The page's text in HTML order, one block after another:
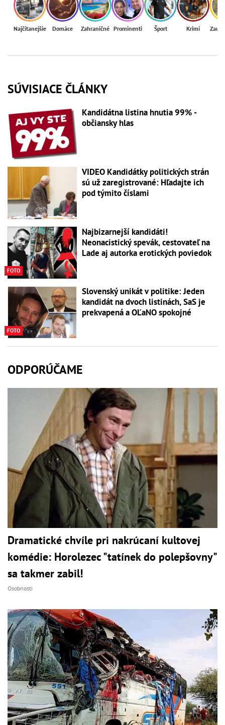
Najčítanejšie Domáce Zahraničné Prominenti Šport Krimi
SÚVISIACE ČLÁNKY
Kandidátna listina hnutia 99% -
občiansky hlas
VIDEO Kandidátky politických strán
sú už zaregistrované: Hľadajte ich
pod týmito číslami
FOTO
Najbizarnejší kandidáti!
Neonacistický spevák, cestovateľ na
Lade aj autorka erotických poviedok
FOTO
Slovenský unikát v politike: Jeden
kandidát na dvoch listinách, SaS je
prekvapená a OĽaNO spokojné
ODPORÚČAME
Dramatické chvíle pri nakrúcaní kultovej
komédie: Horolezec "tatínek do polepšovny"
sa takmer zabil!
Osobnosti